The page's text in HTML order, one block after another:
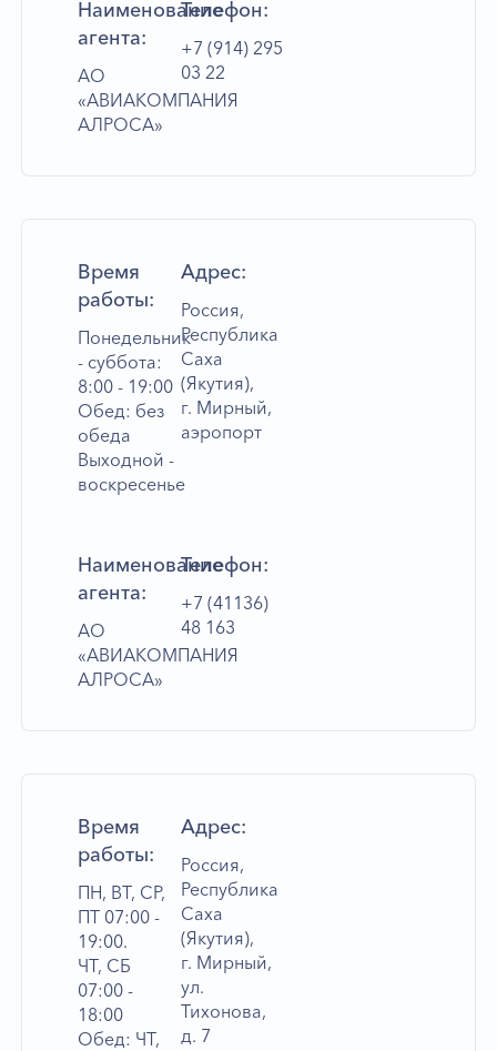
Наименование
агента:
АО
«АВИАКОМПАНИЯ
АЛРОСА»
Телефон:
+7 (914) 295
03 22
Время
работы:
Понедельник
- суббота:
8:00 - 19:00
Обед: без
обеда
Выходной -
воскресенье
Адрес:
Россия,
Республика
Саха
(Якутия),
г. Мирный,
аэропорт
Наименование
агента:
АО
«АВИАКОМПАНИЯ
АЛРОСА»
Телефон:
+7 (41136)
48 163
Время
работы:
ПН, ВТ, СР,
ПТ 07:00 -
19:00.
ЧТ, СБ
07:00 -
18:00
Обед: ЧТ,
Адрес:
Россия,
Республика
Саха
(Якутия),
г. Мирный,
ул.
Тихонова,
д. 7